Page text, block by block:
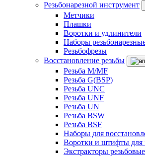
Резьбонарезной инструмент
Метчики
Плашки
Воротки и удлинители
Наборы
Резьбофрезы
Восстановление резьбы
Резьба M/MF
Резьба G(BSP)
Резьба UNC
Резьба UNF
Резьба UN
Резьба BSW
Резьба BSF
Наборы для
Воротки и штифты для
Экстракторы резьбовые